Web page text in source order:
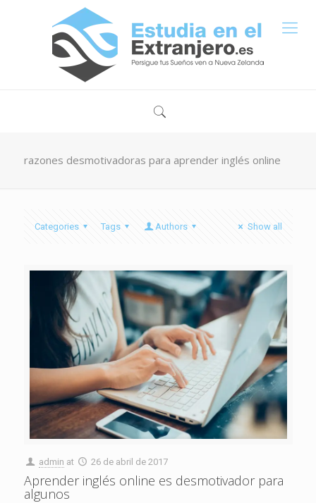
razones desmotivadoras para aprender inglés online
Categories Tags Authors Show all
admin at 26 de abril de 2017
Aprender inglés online es desmotivador para
algunos